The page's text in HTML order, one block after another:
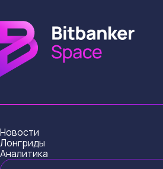
Новости
Лонгриды
Аналитика